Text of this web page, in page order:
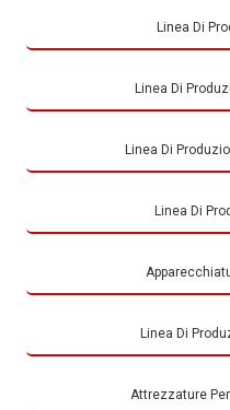
Linea Di
Linea Di
Linea Di
Linea Di
Linea Di
Attrezzature